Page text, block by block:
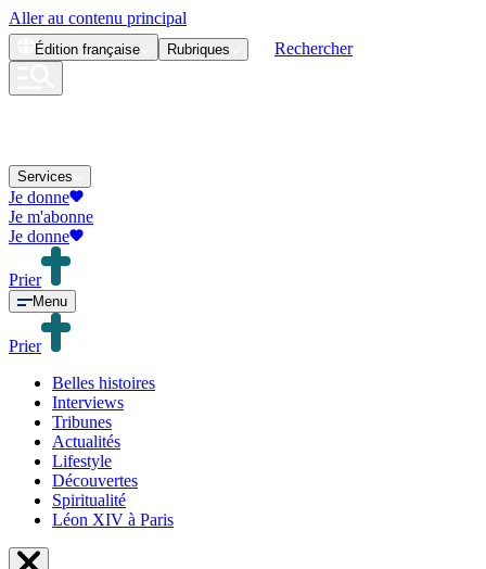
Aller au contenu principal
Édition française Rubriques Rechercher
Services
Je donne
Je m'abonne
Je donne
Prier
Menu
Prier
Belles histoires
Interviews
Tribunes
Actualités
Lifestyle
Découvertes
Spiritualité
Léon XIV à Paris